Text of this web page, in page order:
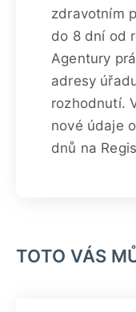
zdravotním
do 8 dní od
Agentury
adresy
rozhodnutí.
nové údaje
dnů na
TOTO VÁS